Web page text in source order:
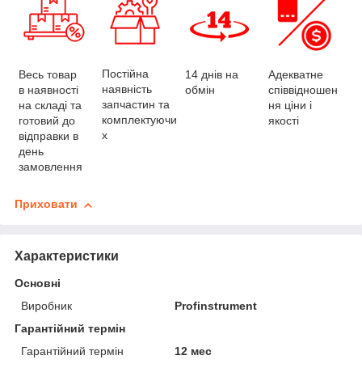
Весь товар
в наявності
на складі та
готовий до
відправки в
день
замовлення
Постійна
наявність
запчастин та
комплектуючи
х
14 днів на
обмін
Адекватне
співвідношен
ня ціни і
якості
Приховати
Характеристики
Основні
Виробник
Profinstrument
Гарантійний термін
Гарантійний термін
12 мес